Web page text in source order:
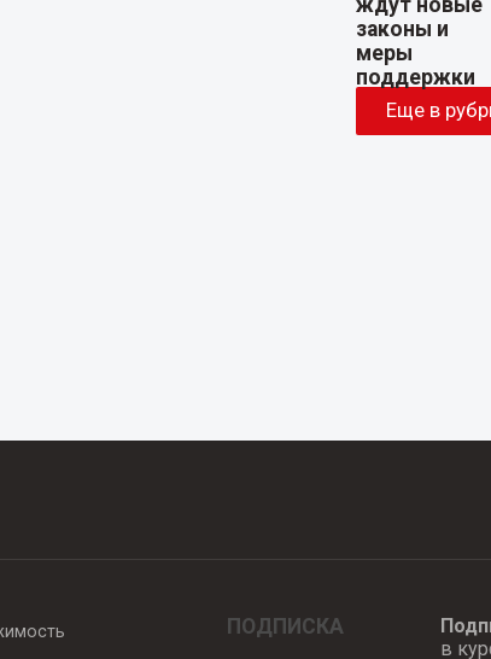
Еще в
ПОДПИСКА
в